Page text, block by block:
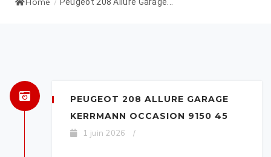
/ Peugeot 208 Allure Garage...
PEUGEOT 208 ALLURE GARAGE
KERRMANN OCCASION 9150 45
1 juin 2026 /